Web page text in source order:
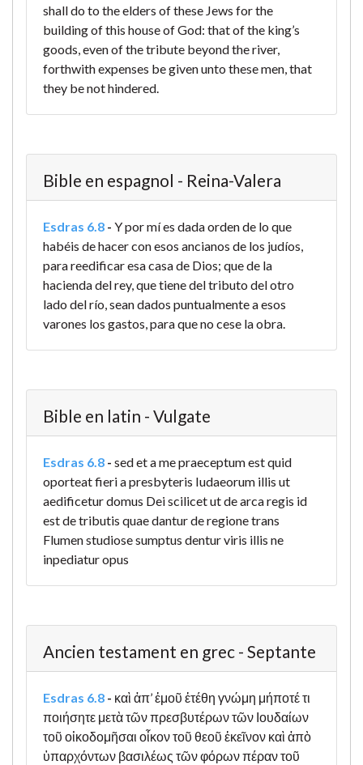
shall do to the elders of these Jews for the
building of this house of God: that of the king’s
goods, even of the tribute beyond the river,
forthwith expenses be given unto these men, that
they be not hindered.
Bible en espagnol - Reina-Valera
Esdras 6.8 - Y por mí es dada orden de lo que
habéis de hacer con esos ancianos de los judíos,
para reedificar esa casa de Dios; que de la
hacienda del rey, que tiene del tributo del otro
lado del río, sean dados puntualmente a esos
varones los gastos, para que no cese la obra.
Bible en latin - Vulgate
Esdras 6.8 - sed et a me praeceptum est quid
oporteat fieri a presbyteris Iudaeorum illis ut
aedificetur domus Dei scilicet ut de arca regis id
est de tributis quae dantur de regione trans
Flumen studiose sumptus dentur viris illis ne
inpediatur opus
Ancien testament en grec - Septante
Esdras 6.8 - καὶ ἀπ’ ἐμοῦ ἐτέθη γνώμη μήποτέ τι
ποιήσητε μετὰ τῶν πρεσβυτέρων τῶν Ιουδαίων
τοῦ οἰκοδομῆσαι οἶκον τοῦ θεοῦ ἐκεῖνον καὶ ἀπὸ
ὑπαρχόντων βασιλέως τῶν φόρων πέραν τοῦ